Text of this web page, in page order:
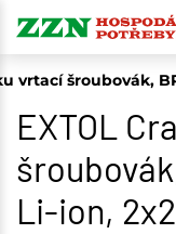
vrtací šroubovák,
EXTOL
Li-ion,